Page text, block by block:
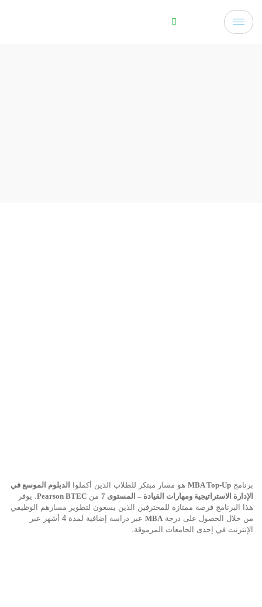
برنامج MBA Top-Up هو مسار مبتكر للطلاب الذين أكملوا
الدبلوم الموسع في
الإدارة الاستراتيجية ومهارات القيادة – المستوى 7
من Pearson BTEC. يوفر
هذا البرنامج فرصة ممتازة للمحترفين الذين يسعون لتطوير مسارهم الوظيفي
من خلال الحصول على درجة MBA
عبر دراسة إضافية لمدة 4 أشهر عبر
الإنترنت في إحدى الجامعات المرموقة.